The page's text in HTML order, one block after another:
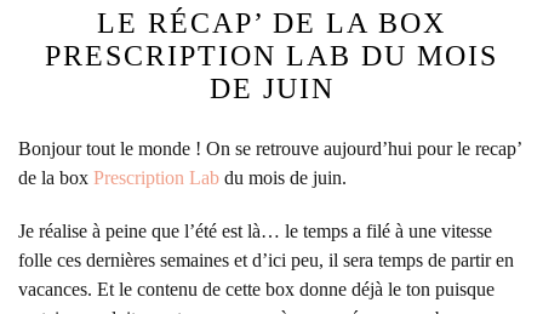
LE RÉCAP’ DE LA BOX
PRESCRIPTION LAB DU MOIS
DE JUIN
Bonjour tout le monde ! On se retrouve aujourd’hui pour le recap’
de la box Prescription Lab du mois de juin.
Je réalise à peine que l’été est là… le temps a filé à une vitesse
folle ces dernières semaines et d’ici peu, il sera temps de partir en
vacances. Et le contenu de cette box donne déjà le ton puisque